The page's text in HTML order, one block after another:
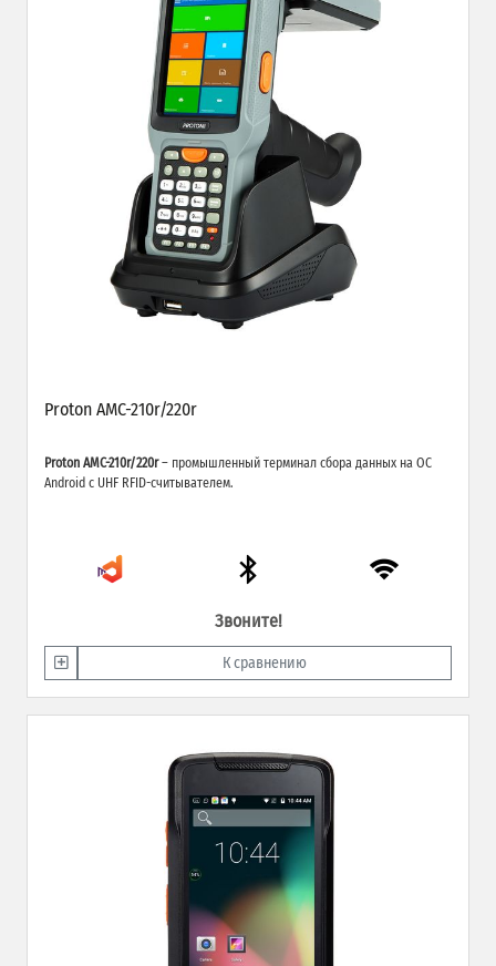
Proton AMC-210r/220r
Proton AMC-210r/220r– промышленный терминал сбора данных на ОС
Android с UHF RFID-считывателем.
Звоните!
К сравнению